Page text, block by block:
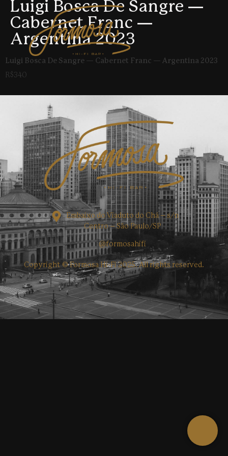
Luigi Bosca De Sangre —
Cabernet Franc —
Argentina 2023
Luigi Bosca De Sangre — Cabernet Franc — Argentina 2023
R$340
Embaixo do Viaduto do Chá – s/n
Centro – São Paulo/SP
@formosahifi
Copyright © Formosa Hi-Fi 2025. All rights reserved.